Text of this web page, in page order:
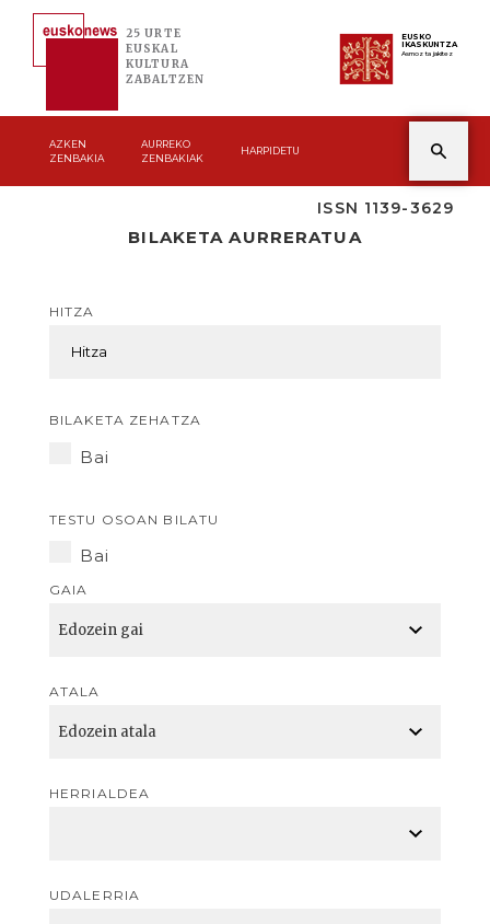
25 URTE
EUSKAL
KULTURA
ZABALTZEN
EUSKO
IKASKUNTZA
Asmoz ta jakitez
AZKEN
ZENBAKIA
AURREKO
ZENBAKIAK
HARPIDETU
ISSN 1139-3629
BILAKETA AURRERATUA
HITZA
BILAKETA ZEHATZA
Bai
TESTU OSOAN BILATU
Bai
GAIA
ATALA
HERRIALDEA
UDALERRIA